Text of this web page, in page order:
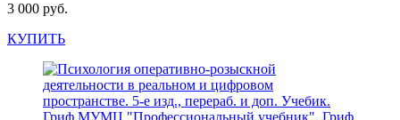
3 000 руб.
КУПИТЬ